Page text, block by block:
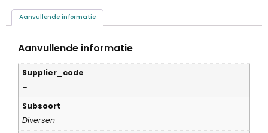
Aanvullende informatie
Aanvullende informatie
Supplier_code
–
Subsoort
Diversen